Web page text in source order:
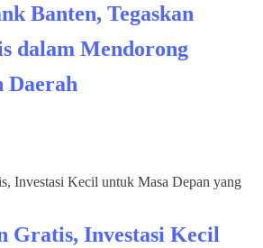
Banten, Tegaskan
dalam Mendorong
Daerah
Gratis, Investasi Kecil